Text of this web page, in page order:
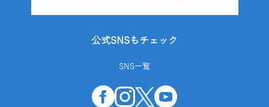
公式SNSもチェック
SNS一覧